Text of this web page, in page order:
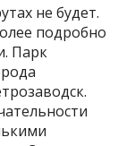
не будет.
подробно
Парк